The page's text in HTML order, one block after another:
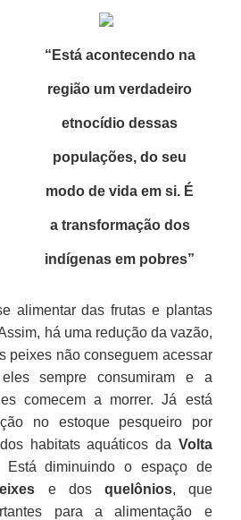
“Está acontecendo na
região um verdadeiro
etnocídio dessas
populações, do seu
modo de vida em si. É
a transformação dos
indígenas em pobres”
alimentar das frutas e plantas
há uma redução da vazão,
peixes não conseguem acessar
sempre consumiram e a
comecem a morrer. Já está
no estoque pesqueiro por
habitats aquáticos da Volta
Está diminuindo o espaço de
e dos quelônios, que
para a alimentação e